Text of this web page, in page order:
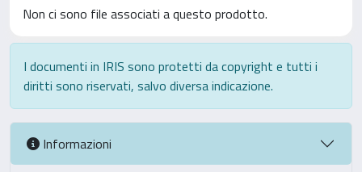
Non ci sono file associati a questo prodotto.
I documenti in IRIS sono protetti da copyright e tutti i
diritti sono riservati, salvo diversa indicazione.
Informazioni